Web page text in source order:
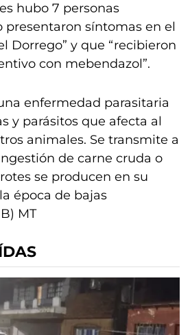
hubo 7 personas
presentaron síntomas en el
Dorrego” y que “recibieron
con mebendazol”.
enfermedad parasitaria
y parásitos que afecta al
animales. Se transmite a
de carne cruda o
se producen en su
época de bajas
MT